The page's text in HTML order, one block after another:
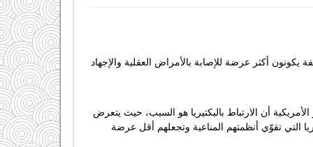
أكثر عرضة للإصابة بالأمراض العقلية والإجهاد
أن الارتباط بالبكتيريا هو السبب، حيث يتعرض
التي تقوّي أنظمتهم المناعية وتجعلهم أقل عرضة